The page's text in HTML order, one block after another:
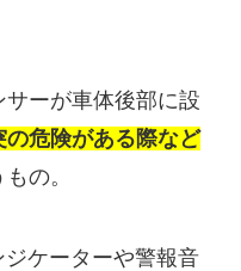
ーが車体後部に設
の危険がある際など
の。
ジケーターや警報音